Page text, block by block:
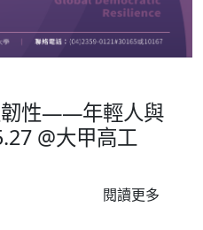
韌性——年輕人與
@大甲高工
閱讀更多